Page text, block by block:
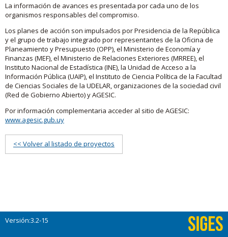
La información de avances es presentada por cada uno de los
organismos responsables del compromiso.
Los planes de acción son impulsados por Presidencia de la República
y el grupo de trabajo integrado por representantes de la Oficina de
Planeamiento y Presupuesto (OPP), el Ministerio de Economía y
Finanzas (MEF), el Ministerio de Relaciones Exteriores (MRREE), el
Instituto Nacional de Estadística (INE), la Unidad de Acceso a la
Información Pública (UAIP), el Instituto de Ciencia Política de la Facultad
de Ciencias Sociales de la UDELAR, organizaciones de la sociedad civil
(Red de Gobierno Abierto) y AGESIC.
Por información complementaria acceder al sitio de AGESIC:
www.agesic.gub.uy
<< Volver al listado de proyectos
Versión:3.2-15